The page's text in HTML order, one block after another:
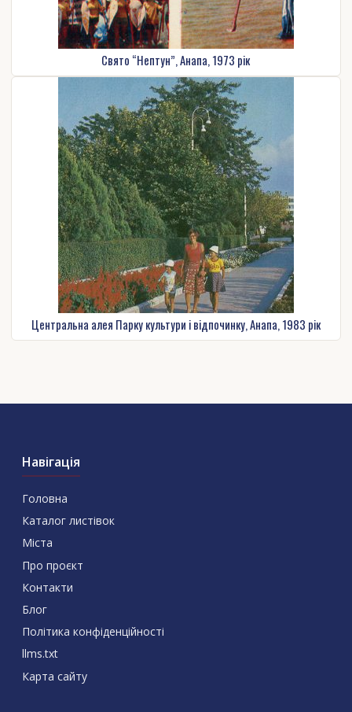
Свято “Нептун”, Анапа, 1973 рік
Центральна алея Парку культури і відпочинку, Анапа, 1983 рік
Навігація
Головна
Каталог листівок
Міста
Про проєкт
Контакти
Блог
Політика конфіденційності
llms.txt
Карта сайту